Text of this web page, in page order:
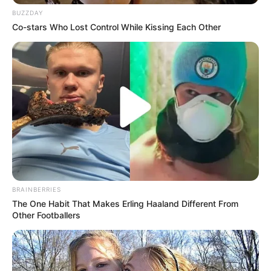
Kewarganegaraan: Amerika Serikat
Pendidikan:
SMA Heritage ;
University of North Carolina at Charlotte – Business
Administration;
Agama: –
Tinggi: 172 cm
Orang tua: –
Saudara: Devin
Pacar: –
Profesi: TikToker
Hobi: Bermain Basket
Facebook: –
BUZZDAY
Co-stars Who Lost Control While Kissing Each Other
BRAINBERRIES
The One Habit That Makes Erling Haaland Different From
Other Footballers